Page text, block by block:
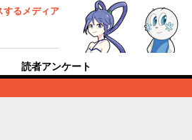
するメディア
読者アンケート